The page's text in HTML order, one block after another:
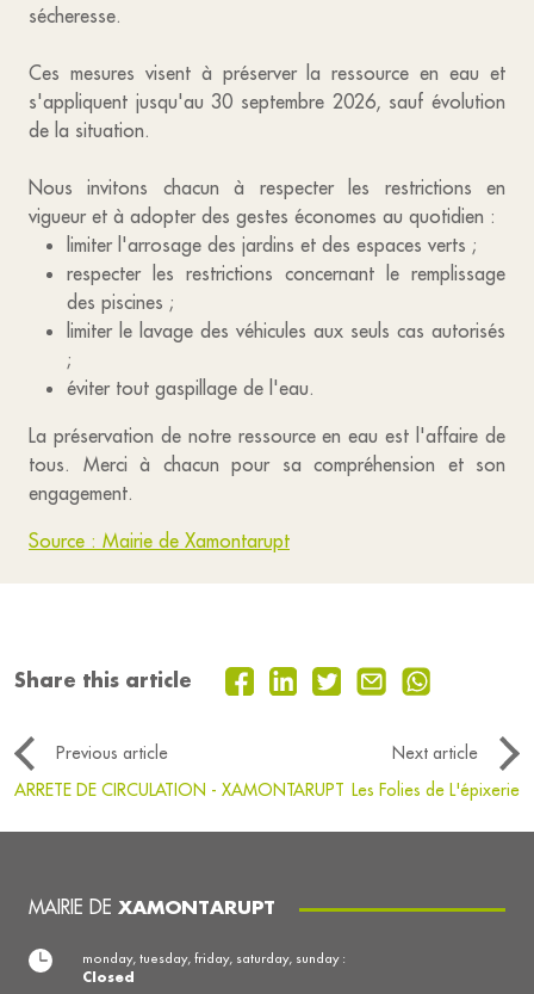
sécheresse.
Ces mesures visent à préserver la ressource en eau et
s'appliquent jusqu'au 30 septembre 2026, sauf évolution
de la situation.
Nous invitons chacun à respecter les restrictions en
vigueur et à adopter des gestes économes au quotidien :
limiter l'arrosage des jardins et des espaces verts ;
respecter les restrictions concernant le remplissage
des piscines ;
limiter le lavage des véhicules aux seuls cas autorisés
;
éviter tout gaspillage de l'eau.
La préservation de notre ressource en eau est l'affaire de
tous. Merci à chacun pour sa compréhension et son
engagement.
Source : Mairie de Xamontarupt
Share this article
Previous article
Next article
ARRETE DE CIRCULATION - XAMONTARUPT Les Folies de L'épixerie
MAIRIE DE XAMONTARUPT
monday, tuesday, friday, saturday, sunday :
Closed